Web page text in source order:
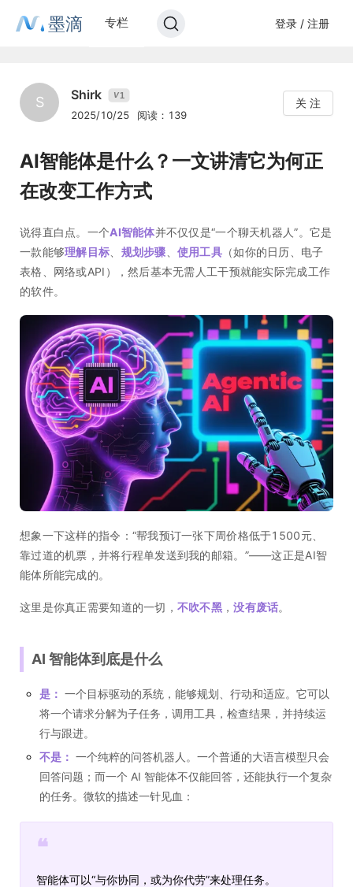
墨滴 专栏 登录 / 注册
S Shirk V1
2025/10/25 阅读：139
关 注
AI智能体是什么？一文讲清它为何正
在改变工作方式
说得直白点。一个AI智能体并不仅仅是“一个聊天机器人”。它是
一款能够理解目标 规划步骤 使用工具 （如你的日历、电子
表格、网络或API），然后基本无需人工干预就能实际完成工作
的软件。
想象一下这样的指令：“帮我预订一张下周价格低于1500元、
靠过道的机票，并将行程单发送到我的邮箱。”——这正是AI智
能体所能完成的。
这里是你真正需要知道的一切， 不吹不黑 ，没有废话。
AI 智能体到底是什么
是： 一个目标驱动的系统，能够规划、行动和适应。它可以
将一个请求分解为子任务，调用工具，检查结果，并持续运
行与跟进。
不是： 一个纯粹的问答机器人。一个普通的大语言模型只会
回答问题；而一个 AI 智能体不仅能回答，还能执行一个复杂
的任务。微软的描述一针见血：
❝
智能体可以“与你协同，或为你代劳”来处理任务。